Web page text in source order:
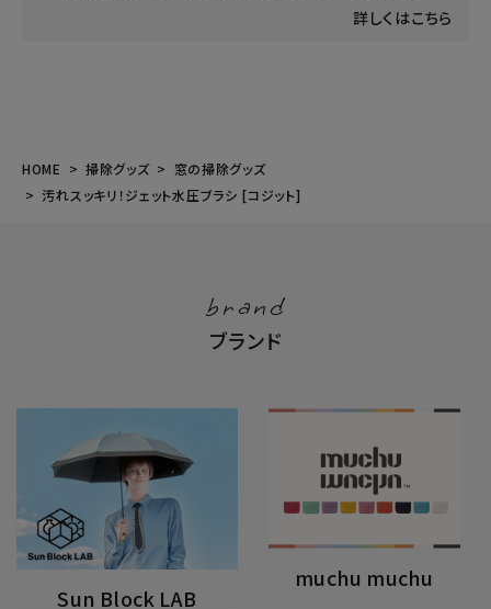
詳しくはこちら
HOME 掃除グッズ
窓の掃除グッズ
汚れスッキリ！ジェット水圧ブラシ [コジット]
brand
ブランド
Sun Block LAB
muchu muchu